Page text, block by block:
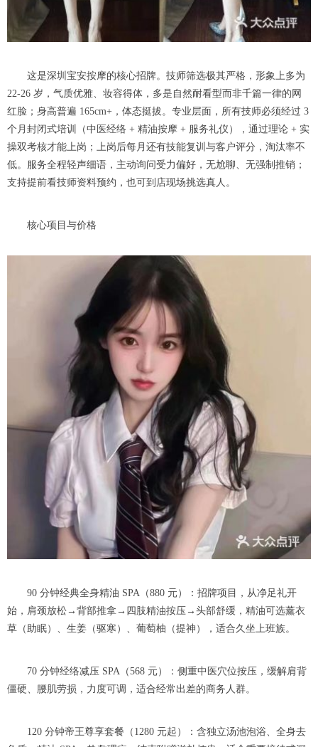
这是深圳宝安按摩的核心招牌。技师筛选极其严格，形象上多为
22-26 岁，气质优雅、妆容得体，多是自然耐看型而非千篇一律的网
红脸；身高普遍 165cm+，体态挺拔。专业层面，所有技师必须经过 3
个月封闭式培训（中医经络 + 精油按摩 + 服务礼仪），通过理论 + 实
操双考核才能上岗；上岗后每月还有技能复训与客户评分，淘汰率不
低。服务全程轻声细语，主动询问受力偏好，无尬聊、无强制推销；
支持提前看技师资料预约，也可到店现场挑选真人。
核心项目与价格
90 分钟经典全身精油 SPA（880 元）：招牌项目，从净足礼开
始，肩颈放松→背部推拿→四肢精油按压→头部舒缓，精油可选薰衣
草（助眠）、生姜（驱寒）、葡萄柚（提神），适合久坐上班族。
70 分钟经络减压 SPA（568 元）：侧重中医穴位按压，缓解肩背
僵硬、腰肌劳损，力度可调，适合经常出差的商务人群。
120 分钟帝王尊享套餐（1280 元起）：含独立汤池泡浴、全身去